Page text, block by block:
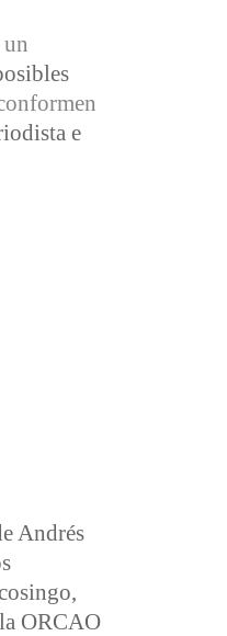
e
Andrés
ORCAO